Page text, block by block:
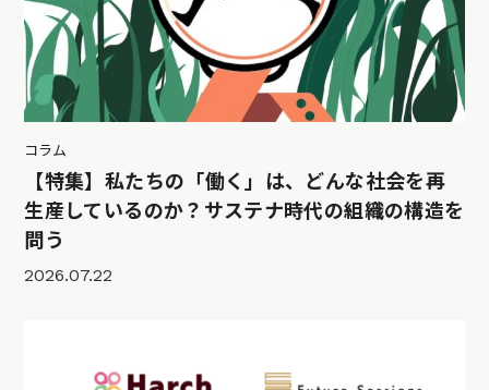
コラム
【特集】私たちの「働く」は、どんな社会を再
生産しているのか？サステナ時代の組織の構造を
問う
2026.07.22